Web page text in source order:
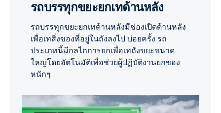
รถบรรทุกขยะยกเทด้านหลัง
รถบรรทุกขยะยกเทด้านหลังมีช่องเปิดด้านหลัง
เพื่อเทสิ่งของที่อยู่ในถังลงไป บ่อยครั้ง รถ
ประเภทนี้มีกลไกการยกเพื่อเทถังขยะขนาด
ใหญ่โดยอัตโนมัติเพื่อช่วยผู้ปฏิบัติงานยกของ
หนักๆ